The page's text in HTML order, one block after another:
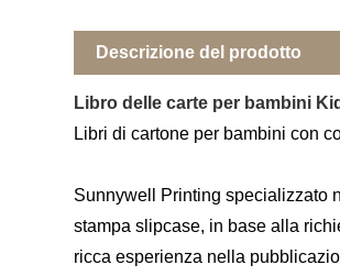
Descrizione del prodotto
Libro delle carte per bambini
Libri di cartone per bambini con
Sunnywell Printing specializzato
stampa slipcase, in base alla
ricca esperienza nella